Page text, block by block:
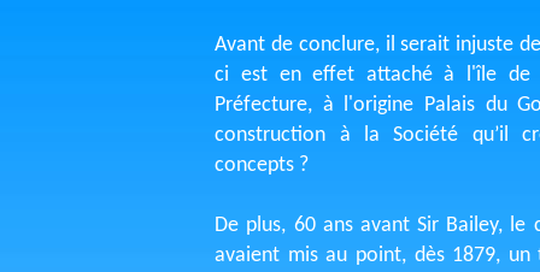
Avant de conclure, il serait injuste
ci est en effet attaché à l'île de
Préfecture, à l'origine Palais du
construction à la Société qu’il
concepts ?
De plus, 60 ans avant Sir Bailey,
avaient mis au point, dès 1879,